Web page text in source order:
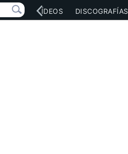
MÚSICA VÍDEOS DISCOGRAFÍAS